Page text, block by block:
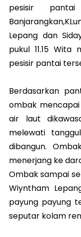
pesisir
Lepang dan
pukul 11.15
pesisir pantai
Berdasarkan
ombak
air laut
melewati
dibangun.
menerjang ke
Ombak sampai
Wiyntham
payung payung
seputar kolam